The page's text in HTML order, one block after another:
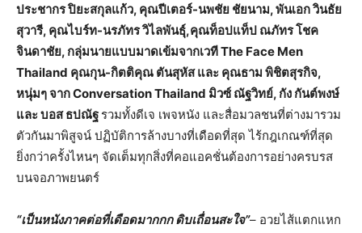
ประชากร ปิยะสกุลแก้ว, คุณปีเตอร์-นพชัย ชัยนาม, พันเอก วินธัย
สุวารี, คุณไบร์ท-นรภัทร วิไลพันธุ์,คุณท็อปแท็ป ณภัทร โชค
จินดาชัย, กลุ่มนายแบบมาดเข้มจากเวที The Face Men
Thailand คุณกุน-กิตติคุณ ตันสุหัส และ คุณธาม พิชิตสุรกิจ,
หนุ่มๆ จาก Conversation Thailand มิวซ์ ณัฐวิทย์, กัง กันต์พงษ์
และ บอส ธปณัฐ รวมทั้งดีเจ เพจหนัง และสื่อมวลชนที่ต่างมารวม
ตัวกันมาพิสูจน์ ปฏิบัติการล้างบางที่เดือดที่สุด ไร้กฎเกณฑ์ที่สุด
ยิ่งกว่าครั้งไหนๆ จัดเต็มทุกสิ่งที่คอแอคชั่นต้องการอย่างครบรส
บนจอภาพยนตร์
“เป็นหนังภาคต่อที่เดือดมากกก ดิบเถื่อนสะใจ”– อวยไส้แตกแหก